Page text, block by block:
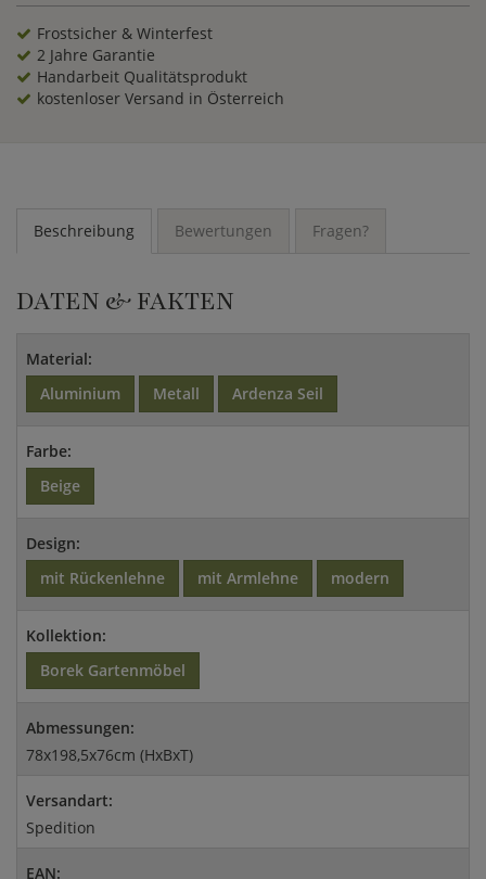
Frostsicher & Winterfest
2 Jahre Garantie
Handarbeit Qualitätsprodukt
kostenloser Versand in Österreich
Beschreibung Bewertungen Fragen?
DATEN & FAKTEN
Material:
Aluminium
Metall Ardenza Seil
Farbe:
Beige
Design:
mit Rückenlehne
mit Armlehne modern
Kollektion:
Borek Gartenmöbel
Abmessungen:
78x198,5x76cm (HxBxT)
Versandart:
Spedition
EAN: